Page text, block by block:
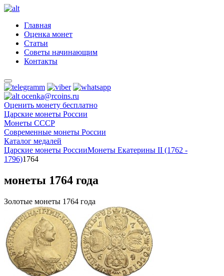
Главная
Оценка монет
Статьи
Советы начинающим
Контакты
ocenka@rcoins.ru
Оценить монету бесплатно
Царские монеты России
Монеты СССР
Современные монеты России
Каталог медалей
Царские монеты РоссииМонеты Екатерины II (1762 -
1796)1764
монеты 1764 года
Золотые монеты 1764 года